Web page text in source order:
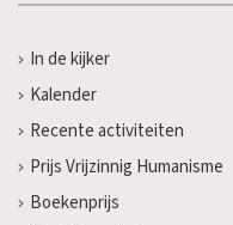
In de kijker
Kalender
Recente activiteiten
Prijs Vrijzinnig Humanisme
Boekenprijs